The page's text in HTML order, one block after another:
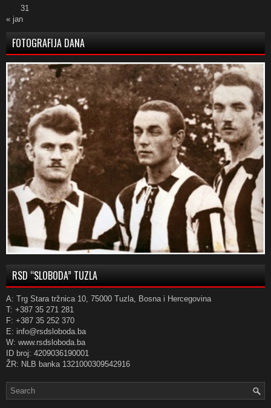
31
« jan
FOTOGRAFIJA DANA
RSD “SLOBODA” TUZLA
A: Trg Stara tržnica 10, 75000 Tuzla, Bosna i Hercegovina
T: +387 35 271 281
F: +387 35 252 370
E: info@rsdsloboda.ba
W: www.rsdsloboda.ba
ID broj: 4209036190001
ŽR: NLB banka 1321000309542916